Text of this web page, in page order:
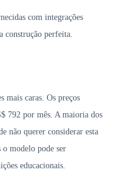
com integrações
construção perfeita.
mais caras. Os preços
792 por mês. A maioria dos
não querer considerar esta
modelo pode ser
educacionais.